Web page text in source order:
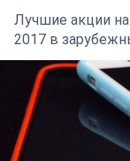
Лучшие акции
2017 в